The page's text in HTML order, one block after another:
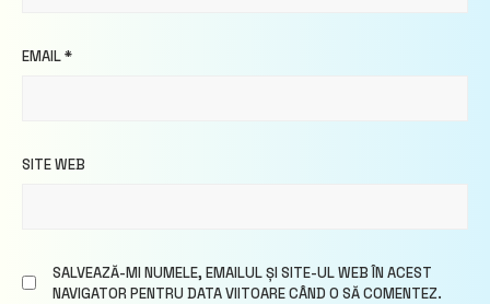
EMAIL*
SITE WEB
SALVEAZĂ-MI NUMELE, EMAILUL ȘI SITE-UL WEB ÎN ACEST
NAVIGATOR PENTRU DATA VIITOARE CÂND O SĂ COMENTEZ.